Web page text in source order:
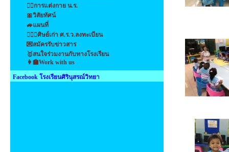
👩‍⚕️การแต่งกาย น.ร.
🎀วิสัยทัศน์
🚙แผนที่
👩‍❤️‍👩ศิษย์เก่า ศ.ร.ว.ลงทะเบียน
💌สมัครรับข่าวสาร
🥇สนใจร่วมงานกับทางโรงเรียน
👩‍🏫Work with us
Facebook โรงเรียนศิรินุสรณ์วิทยา